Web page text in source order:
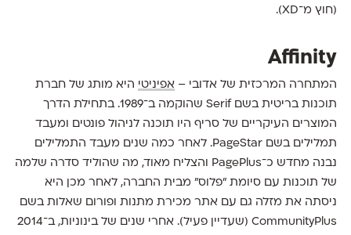
(חוץ מ־XD).
Affinity
המתחרה המרכזית של אדובי – אפיניטי היא מותג של חברת
תוכנות בריטית בשם Serif שהוקמה ב־1989. בתחילת הדרך
המוצרים העיקריים של סריף היו תוכנה לניהול פונטים ומעבד
תמלילים בשם PageStar. לאחר כמה שנים מעבד התמלילים
נבנה מחדש כ־PagePlus והצליח מאוד, מה שהוליד סדרה שלמה
של תוכנות עם סיומת ״פלוס״ מבית החברה, לאחר מכן היא
ניסתה את מזלה גם עם אתר מכירת מתנות ופורום שאלות בשם
CommunityPlus (שעדיין פעיל). אחרי שנים של בינוניות, ב־2014